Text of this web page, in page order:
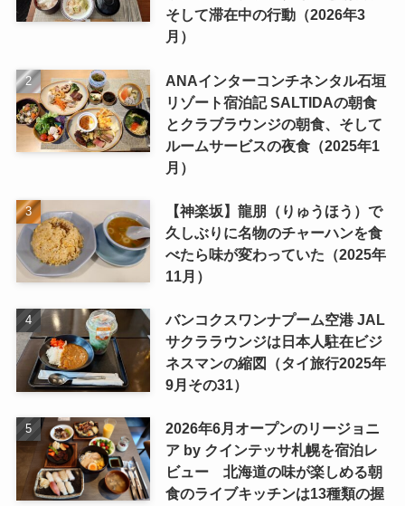
そして滞在中の行動（2026年3
月）
ANAインターコンチネンタル石垣
リゾート宿泊記 SALTIDAの朝食
とクラブラウンジの朝食、そして
ルームサービスの夜食（2025年1
月）
【神楽坂】龍朋（りゅうほう）で
久しぶりに名物のチャーハンを食
べたら味が変わっていた（2025年
11月）
バンコクスワンナプーム空港 JAL
サクララウンジは日本人駐在ビジ
ネスマンの縮図（タイ旅行2025年
9月その31）
2026年6月オープンのリージョニ
ア by クインテッサ札幌を宿泊レ
ビュー 北海道の味が楽しめる朝
食のライブキッチンは13種類の握